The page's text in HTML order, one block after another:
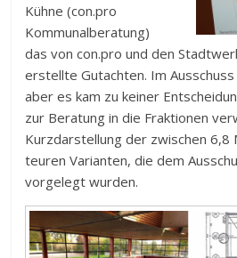
Kühne (con.pro
Kommunalberatung)
das von con.pro und den
erstellte Gutachten. Im
aber es kam zu keiner
zur Beratung in die Fraktionen
Kurzdarstellung der zwischen 6,8
teuren Varianten, die dem
vorgelegt wurden.